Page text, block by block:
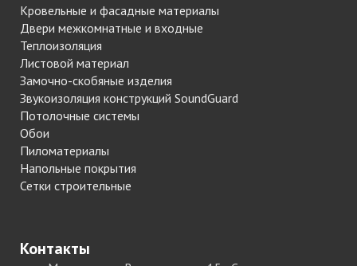
Кровельные и фасадные материалы
Двери межкомнатные и входные
Теплоизоляция
Листовой материал
Замочно-скобяные изделия
Звукоизоляция конструкций SoundGuard
Потолочные системы
Обои
Пиломатериалы
Напольные покрытия
Сетки строительные
Контакты